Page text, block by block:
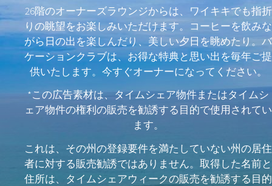
26階のオーナーズラウンジからは、ワイキキでも指折
りの眺望をお楽しみいただけます。コーヒーを飲みな
がら日の出を楽しんだり、美しい夕日を眺めたり。バ
ケーションクラブは、お得な特典と思い出を毎年ご提
供いたします。今すぐオーナーになってください。
*この広告素材は、タイムシェア物件またはタイムシ
ェア物件の権利の販売を勧誘する目的で使用されてい
ます。
これは、その州の登録要件を満たしていない州の居住
者に対する販売勧誘ではありません。取得した名前と
住所は、タイムシェアウィークの販売を勧誘する目的